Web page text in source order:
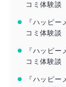
コミ体験談
『ハッピ
コミ体験談
『ハッピ
コミ体験談
『ハッピ